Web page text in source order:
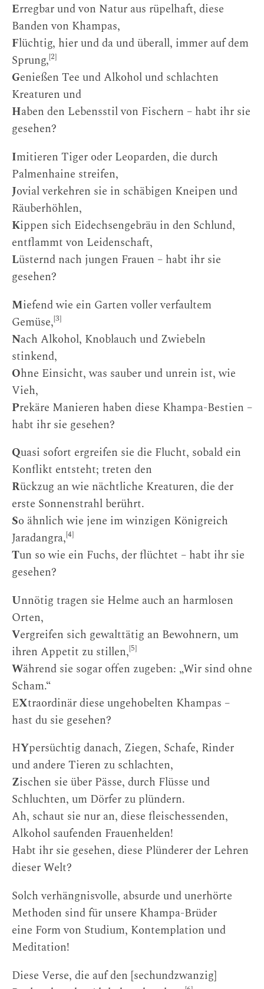
Erregbar und von Natur aus rüpelhaft, diese
Banden von Khampas,
Flüchtig, hier und da und überall, immer auf dem
Sprung,[2]
Genießen Tee und Alkohol und schlachten
Kreaturen und
Haben den Lebensstil von Fischern – habt ihr sie
gesehen?
Imitieren Tiger oder Leoparden, die durch
Palmenhaine streifen,
Jovial verkehren sie in schäbigen Kneipen und
Räuberhöhlen,
Kippen sich Eidechsengebräu in den Schlund,
entflammt von Leidenschaft,
Lüsternd nach jungen Frauen – habt ihr sie
gesehen?
Miefend wie ein Garten voller verfaultem
Gemüse,[3]
Nach Alkohol, Knoblauch und Zwiebeln
stinkend,
Ohne Einsicht, was sauber und unrein ist, wie
Vieh,
Prekäre Manieren haben diese Khampa-Bestien –
habt ihr sie gesehen?
Quasi sofort ergreifen sie die Flucht, sobald ein
Konflikt entsteht; treten den
Rückzug an wie nächtliche Kreaturen, die der
erste Sonnenstrahl berührt.
So ähnlich wie jene im winzigen Königreich
Jaradangra,[4]
Tun so wie ein Fuchs, der flüchtet – habt ihr sie
gesehen?
Unnötig tragen sie Helme auch an harmlosen
Orten,
Vergreifen sich gewalttätig an Bewohnern, um
ihren Appetit zu stillen,[5]
Während sie sogar offen zugeben: „Wir sind ohne
Scham.“
EXtraordinär diese ungehobelten Khampas –
hast du sie gesehen?
HYpersüchtig danach, Ziegen, Schafe, Rinder
und andere Tieren zu schlachten,
Zischen sie über Pässe, durch Flüsse und
Schluchten, um Dörfer zu plündern.
Ah, schaut sie nur an, diese fleischessenden,
Alkohol saufenden Frauenhelden!
Habt ihr sie gesehen, diese Plünderer der Lehren
dieser Welt?
Solch verhängnisvolle, absurde und unerhörte
Methoden sind für unsere Khampa-Brüder
eine Form von Studium, Kontemplation und
Meditation!
Diese Verse, die auf den [sechundzwanzig]